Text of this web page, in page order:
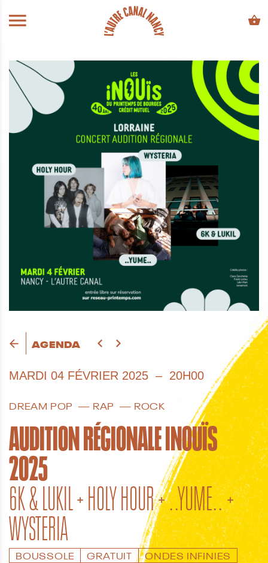
ALLER AU CONTENU PRINCIPAL
AGENDA
MARDI 04 FÉVRIER 2025 20H00
DREAM POP RAP ROCK
AUDITION RÉGIONALE INOUÏS
2025
6K & LUKIL + HOLY HOUR + ..YUME.. +
WYSTERIA
BOUSSOLE GRATUIT ONDES INFINIES